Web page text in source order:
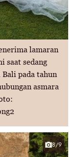
lamaran
saat sedang
pada tahun
asmara
8/9